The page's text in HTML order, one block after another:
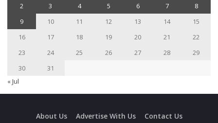
2
3 4 5 6 7
8
9
10 11 12 13 14
15
16
17 18 19 20 21
22
23
24 25 26 27 28
29
30
31
« Jul
About Us Advertise With Us Contact Us